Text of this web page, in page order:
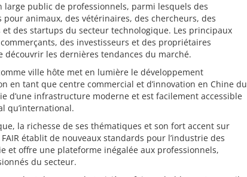
large public de professionnels, parmi lesquels des
animaux, des vétérinaires, des chercheurs, des
des startups du secteur technologique. Les principaux
des investisseurs et des propriétaires
découvrir les dernières tendances du marché.
ville hôte met en lumière le développement
en tant que centre commercial et d’innovation en Chine du
d’une infrastructure moderne et est facilement accessible
qu’international.
la richesse de ses thématiques et son fort accent sur
FAIR établit de nouveaux standards pour l’industrie des
et offre une plateforme inégalée aux professionnels,
du secteur.